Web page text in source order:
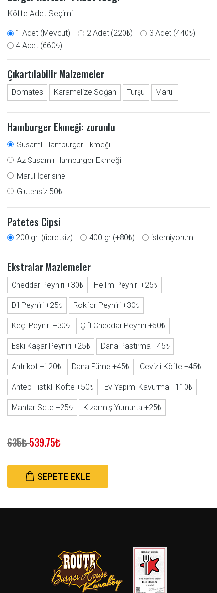
Köfte Adet Seçimi:
1 Adet (Mevcut) 2 Adet (220₺)
3 Adet (440₺)
4 Adet (660₺)
Çıkartılabilir Malzemeler
Domates Karamelize Soğan Turşu Marul
Hamburger Ekmeği: zorunlu
Susamlı Hamburger Ekmeği
Az Susamlı Hamburger Ekmeği
Marul İçerisine
Glutensiz 50₺
Patetes Cipsi
200 gr. (ücretsiz) 400 gr (+80₺) istemiyorum
Ekstralar Mazlemeler
Cheddar Peyniri +30₺ Hellim Peyniri +25₺
Dil Peyniri +25₺ Rokfor Peyniri +30₺
Keçi Peyniri +30₺ Çift Cheddar Peyniri +50₺
Eski Kaşar Peyniri +25₺ Dana Pastırma +45₺
Antrikot +120₺ Dana Füme +45₺ Cevizli Köfte +45₺
Antep Fıstıklı Köfte +50₺ Ev Yapımı Kavurma +110₺
Mantar Sote +25₺ Kızarmış Yumurta +25₺
635₺539.75₺
SEPETE EKLE